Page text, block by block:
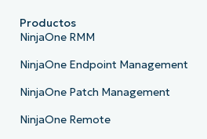
Productos
NinjaOne RMM
NinjaOne Endpoint Management
NinjaOne Patch Management
NinjaOne Remote